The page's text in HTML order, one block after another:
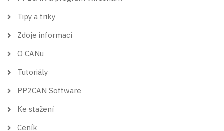
Tipy a triky
Zdoje informací
O CANu
Tutoriály
PP2CAN Software
Ke stažení
Ceník